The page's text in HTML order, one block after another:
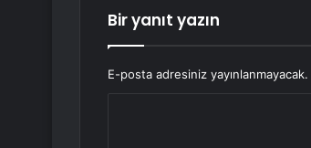
Bir yanıt yazın
E-posta adresiniz yayınlanmayacak.